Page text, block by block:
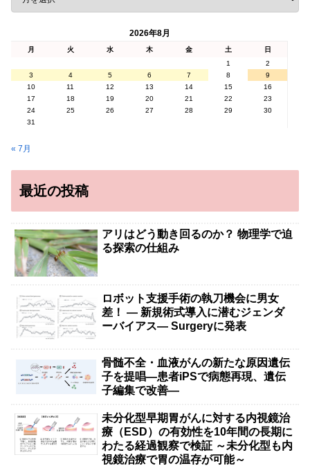
2026年8月
月 火 水 木 金 土
日
1
2
3
4 5 6 7 8
9
10
11 12 13 14 15
16
17
18 19 20 21 22
23
24
25 26 27 28 29
30
31
« 7月
最近の投稿
アリはどう動き回るのか？ 物理学で迫
る探索の仕組み
ロボット支援手術の執刀機会に男女
差！ — 新規術式導入に潜むジェンダ
ーバイアス— Surgeryに発表
骨髄不全・血液がんの新たな原因遺伝
子を提唱―患者iPSで病態再現、遺伝
子編集で改善―
未分化型早期胃がんに対する内視鏡治
療（ESD）の有効性を10年間の長期に
わたる経過観察で検証 ～未分化型も内
視鏡治療で胃の温存が可能～